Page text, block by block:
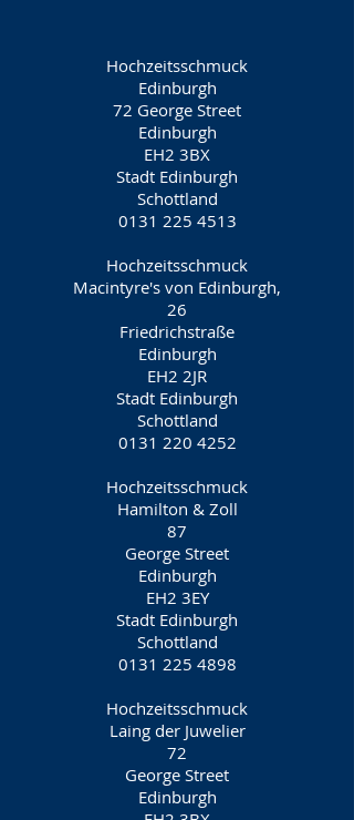
Hochzeitsschmuck
Edinburgh
72 George Street
Edinburgh
EH2 3BX
Stadt Edinburgh
Schottland
0131 225 4513
Hochzeitsschmuck
Macintyre's von Edinburgh,
26
Friedrichstraße
Edinburgh
EH2 2JR
Stadt Edinburgh
Schottland
0131 220 4252
Hochzeitsschmuck
Hamilton & Zoll
87
George Street
Edinburgh
EH2 3EY
Stadt Edinburgh
Schottland
0131 225 4898
Hochzeitsschmuck
Laing der Juwelier
72
George Street
Edinburgh